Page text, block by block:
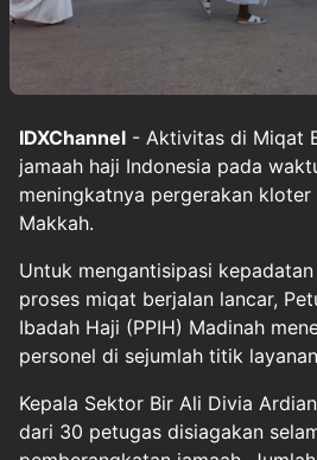
IDXChannel - Aktivitas di Miqat
jamaah haji Indonesia pada
meningkatnya pergerakan kloter
Makkah.
Untuk mengantisipasi
proses miqat berjalan lancar,
Ibadah Haji (PPIH) Madinah
personel di sejumlah titik
Kepala Sektor Bir Ali Divia
dari 30 petugas disiagakan